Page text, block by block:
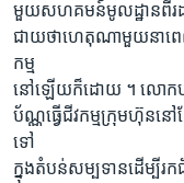
មួយសហគមន៍មូលដ្ឋានពី
ជាយថាហេតុណាមួយនាពេ
កម្ម
នៅឡើយក៏ដោយ ។ លោកប
ប័ណ្ណធ្វើជីវកម្មក្រុមហ៊ុន
ទៅ
ក្នុងតំបន់សម្បទានដើម្បីរ